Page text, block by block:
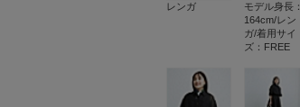
レンガ
モデル身長：
164cm/レン
ガ/着用サイ
ズ：FREE